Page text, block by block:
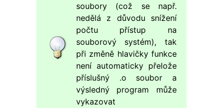
soubory (což se např.
nedělá z důvodu snížení
počtu přístup na
souborový systém), tak
při změně hlavičky funkce
není automaticky přelože
příslušný .o soubor a
výsledný program může
vykazovat